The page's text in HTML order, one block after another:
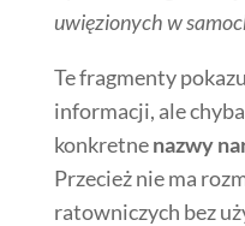
uwięzionych w
Te fragmenty
informacji, ale
konkretnenazwy
Przecież nie ma
ratowniczych bez